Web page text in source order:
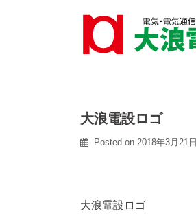
大浪電設ロゴ
Posted on 2018年3月21日
大浪電設ロゴ